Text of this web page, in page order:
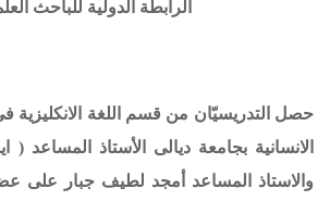
الرابطة الدولية للباحث
حصل التدريسيّان من قسم اللغة الانكليزية في
الانسانية بجامعة ديالى الأستاذ المساعد
والاستاذ المساعد أمجد لطيف جبار على